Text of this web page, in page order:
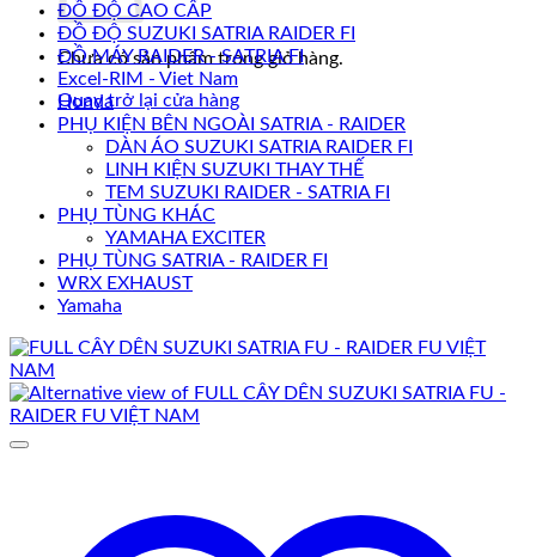
Chưa có sản phẩm trong giỏ hàng.
Quay trở lại cửa hàng
ĐỒ ĐỘ CAO CẤP
ĐỒ ĐỘ SUZUKI SATRIA RAIDER FI
ĐỒ MÁY RAIDER - SATRIA FI
Excel-RIM - Viet Nam
Honda
PHỤ KIỆN BÊN NGOÀI SATRIA - RAIDER
DÀN ÁO SUZUKI SATRIA RAIDER FI
LINH KIỆN SUZUKI THAY THẾ
TEM SUZUKI RAIDER - SATRIA FI
PHỤ TÙNG KHÁC
YAMAHA EXCITER
PHỤ TÙNG SATRIA - RAIDER FI
WRX EXHAUST
Yamaha